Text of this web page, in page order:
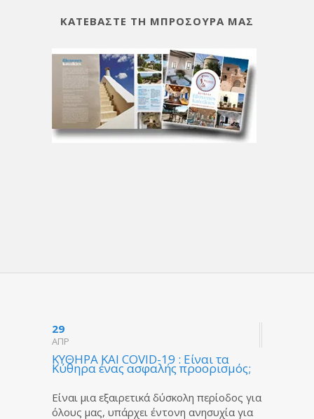
ΚΑΤΕΒΑΣΤΕ ΤΗ ΜΠΡΟΣΟΥΡΑ ΜΑΣ
29
ΑΠΡ
KYΘΗΡΑ ΚΑΙ COVID-19 : Είναι τα
Κύθηρα ένας ασφαλής προορισμός;
Eίναι μια εξαιρετικά δύσκολη περίοδος για
όλους μας, υπάρχει έντονη ανησυχία για